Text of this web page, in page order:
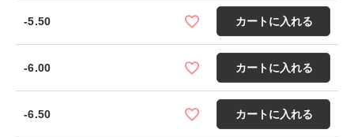
-5.50 カートに入れる
-6.00 カートに入れる
-6.50 カートに入れる